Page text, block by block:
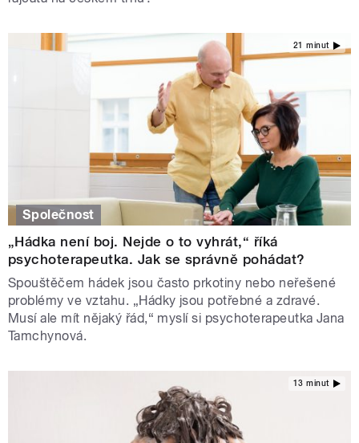
21 minut
Společnost
„Hádka není boj. Nejde o to vyhrát,“ říká
psychoterapeutka. Jak se správně pohádat?
Spouštěčem hádek jsou často prkotiny nebo neřešené
problémy ve vztahu. „Hádky jsou potřebné a zdravé.
Musí ale mít nějaký řád,“ myslí si psychoterapeutka Jana
Tamchynová.
13 minut